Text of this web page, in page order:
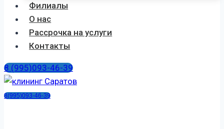
Филиалы
О нас
Рассрочка на услуги
Контакты
8 (995)093-46-39
8(995)093-46-39